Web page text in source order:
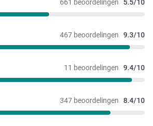
661 beoordelingen 5.5/10
467 beoordelingen 9.3/10
11 beoordelingen 9.4/10
347 beoordelingen 8.4/10